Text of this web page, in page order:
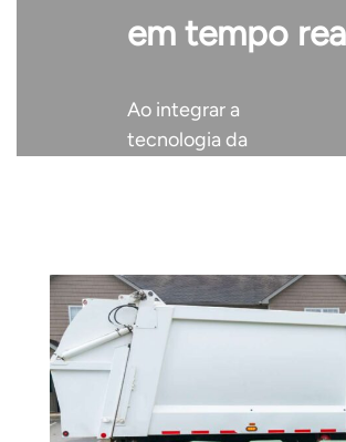
แบบไทย
Indonesia
em tempo
Ao integrar a
tecnologia da
obtêm dados úteis
para otimizar rotas de
coleta e aumentar a
sustentabilidade.